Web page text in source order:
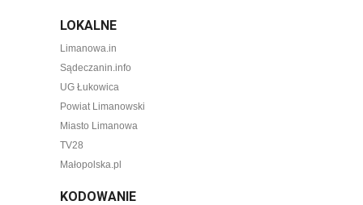
LOKALNE
Limanowa.in
Sądeczanin.info
UG Łukowica
Powiat Limanowski
Miasto Limanowa
TV28
Małopolska.pl
KODOWANIE